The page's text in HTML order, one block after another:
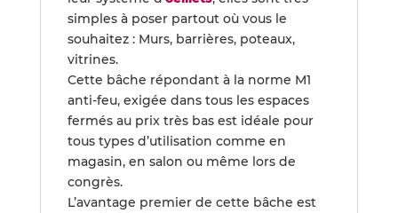
simples à poser partout où vous le
souhaitez : Murs, barrières, poteaux,
vitrines.
Cette bâche répondant à la norme M1
anti-feu, exigée dans tous les espaces
fermés au prix très bas est idéale pour
tous types d’utilisation comme en
magasin, en salon ou même lors de
congrès.
L’avantage premier de cette bâche est